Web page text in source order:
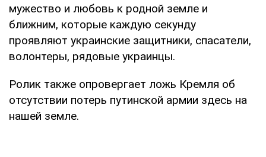
мужество и любовь к родной земле и
ближним, которые каждую секунду
проявляют украинские защитники, спасатели,
волонтеры, рядовые украинцы.
Ролик также опровергает ложь Кремля об
отсутствии потерь путинской армии здесь на
нашей земле.